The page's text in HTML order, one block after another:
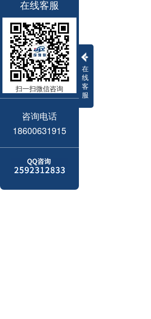
在
线
客
服
在线客服
扫一扫微信咨询
咨询电话
18600631915